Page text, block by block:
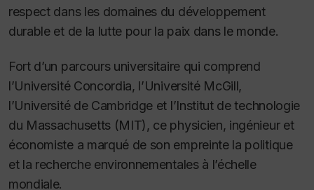
respect dans les domaines du développement
durable et de la lutte pour la paix dans le monde.
Fort d’un parcours universitaire qui comprend
l’Université Concordia, l’Université McGill,
l’Université de Cambridge et l’Institut de technologie
du Massachusetts (MIT), ce physicien, ingénieur et
économiste a marqué de son empreinte la politique
et la recherche environnementales à l’échelle
mondiale.